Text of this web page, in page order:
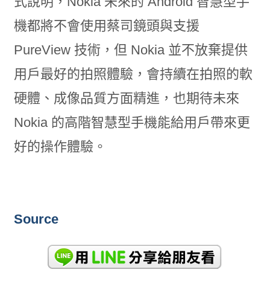
機都將不會使用蔡司鏡頭與支援
PureView 技術，但 Nokia 並不放棄提供
用戶最好的拍照體驗，會持續在拍照的軟
硬體、成像品質方面精進，也期待未來
Nokia 的高階智慧型手機能給用戶帶來更
好的操作體驗。
Source